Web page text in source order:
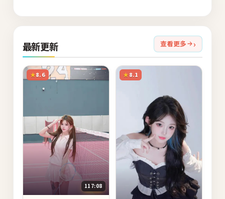
最新更新 查看更多
8.6
117:08
8.1